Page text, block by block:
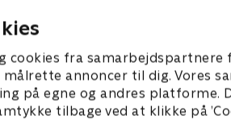
cookies fra samarbejdspartnere
annoncer til dig. Vores
på egne og andres platforme.
tilbage ved at klikke på